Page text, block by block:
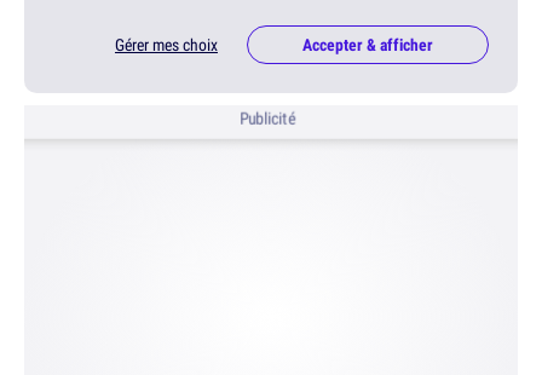
Gérer mes choix Accepter & afficher
Publicité